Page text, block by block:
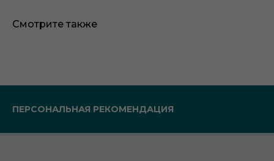
Смотрите также
ПЕРСОНАЛЬНАЯ РЕКОМЕНДАЦИЯ